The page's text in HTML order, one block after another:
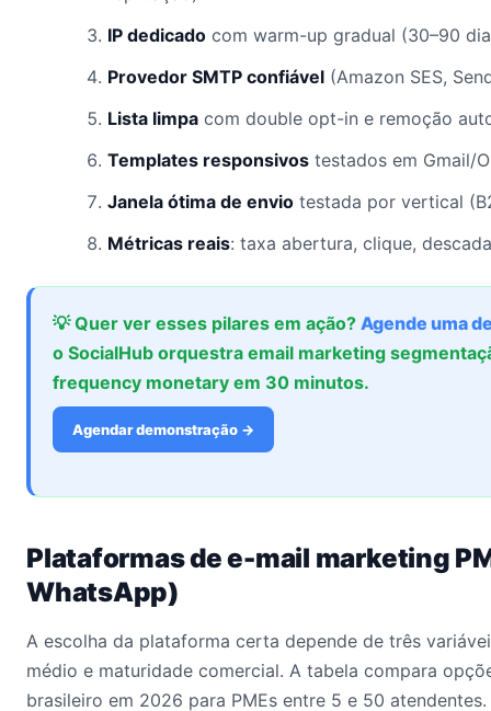
IP dedicado com warm-up gradual (30–90
Provedor SMTP confiável (Amazon SES,
Lista limpa com double opt-in e remoção
Templates responsivos testados em Gmail/
Janela ótima de envio testada por vertical
Métricas reais: taxa abertura, clique,
💡 Quer ver esses pilares em ação? Agende uma
o SocialHub orquestra email marketing
frequency monetary em 30 minutos.
Agendar demonstração →
Plataformas de e-mail marketing
WhatsApp)
A escolha da plataforma certa depende de três
médio e maturidade comercial. A tabela compara
brasileiro em 2026 para PMEs entre 5 e 50 atendentes.